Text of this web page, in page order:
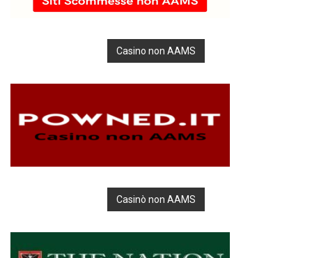
Casino non AAMS
Casinò non AAMS